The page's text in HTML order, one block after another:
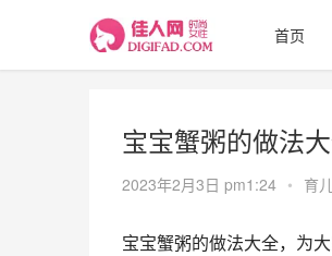
首页
宝宝蟹粥的做法
2023年2月3日 pm1:24 • 育
宝宝蟹粥的做法大全，为